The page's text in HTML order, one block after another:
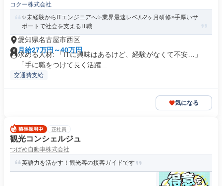
コクー株式会社
✨未経験からITエンジニアへ✨業界最速レベル2ヶ月研修×手厚いサ
ポートで社会を支えるIT職
愛知県名古屋市西区
月給27万円～40万円
求める人材: 「ITに興味はあるけど、経験がなくて不安…」
「手に職をつけて長く活躍...
交通費支給
気になる
正社員
観光コンシェルジュ
つばめ自動車株式会社
英語力を活かす！観光客の接客ガイドです